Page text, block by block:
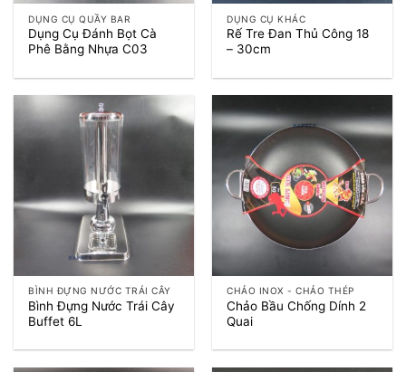
DỤNG CỤ QUẦY BAR
Dụng Cụ Đánh Bọt Cà
Phê Bằng Nhựa C03
DỤNG CỤ KHÁC
Rế Tre Đan Thủ Công 18
– 30cm
BÌNH ĐỰNG NƯỚC TRÁI CÂY
Bình Đựng Nước Trái Cây
Buffet 6L
CHẢO INOX - CHẢO THÉP
Chảo Bầu Chống Dính 2
Quai